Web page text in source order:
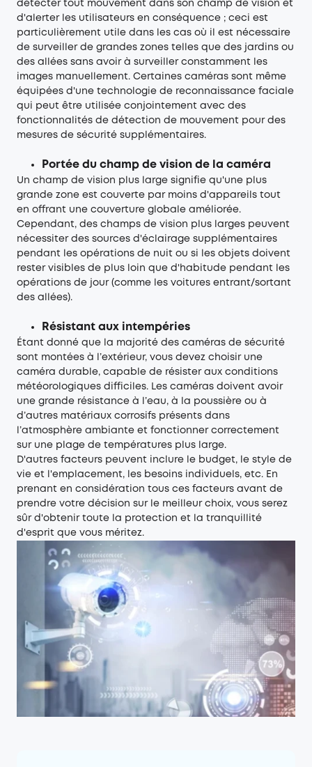
détecter tout mouvement dans son champ de vision et
d'alerter les utilisateurs en conséquence ; ceci est
particulièrement utile dans les cas où il est nécessaire
de surveiller de grandes zones telles que des jardins ou
des allées sans avoir à surveiller constamment les
images manuellement. Certaines caméras sont même
équipées d'une technologie de reconnaissance faciale
qui peut être utilisée conjointement avec des
fonctionnalités de détection de mouvement pour des
mesures de sécurité supplémentaires.
Portée du champ de vision de la caméra
Un champ de vision plus large signifie qu'une plus
grande zone est couverte par moins d'appareils tout
en offrant une couverture globale améliorée.
Cependant, des champs de vision plus larges peuvent
nécessiter des sources d'éclairage supplémentaires
pendant les opérations de nuit ou si les objets doivent
rester visibles de plus loin que d'habitude pendant les
opérations de jour (comme les voitures entrant/sortant
des allées).
Résistant aux intempéries
Étant donné que la majorité des caméras de sécurité
sont montées à l’extérieur, vous devez choisir une
caméra durable, capable de résister aux conditions
météorologiques difficiles. Les caméras doivent avoir
une grande résistance à l’eau, à la poussière ou à
d’autres matériaux corrosifs présents dans
l’atmosphère ambiante et fonctionner correctement
sur une plage de températures plus large.
D'autres facteurs peuvent inclure le budget, le style de
vie et l'emplacement, les besoins individuels, etc. En
prenant en considération tous ces facteurs avant de
prendre votre décision sur le meilleur choix, vous serez
sûr d'obtenir toute la protection et la tranquillité
d'esprit que vous méritez.